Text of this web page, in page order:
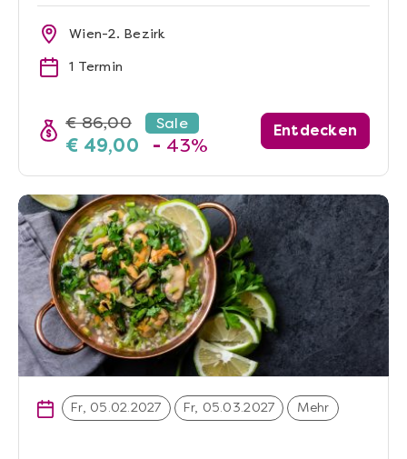
Wien-2. Bezirk
1 Termin
€ 86,00 Sale
€ 49,00 - 43%
Entdecken
Fr, 05.02.2027 Fr, 05.03.2027 Mehr